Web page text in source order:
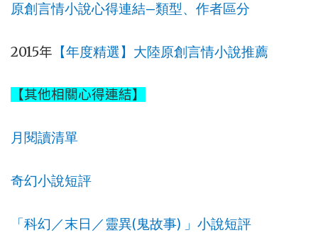
原創言情小說心得連結—類型、作者區分
2015年 【年度精選】大陸原創言情小說推薦
【其他相關心得連結】
月閱讀清單
奇幻小說短評
「科幻／末日／靈異(鬼故事) 」小說短評